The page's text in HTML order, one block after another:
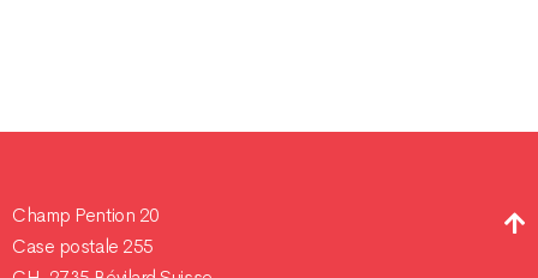
Champ Pention 20
Case postale 255